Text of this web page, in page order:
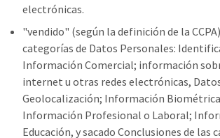
electrónicas.
"vendido" (según la definición de la
categorías de Datos Personales:
Información Comercial; información
internet u otras redes electrónicas,
Geolocalización; Información Biométrica
Información Profesional o Laboral;
Educación, y sacado Conclusiones de las